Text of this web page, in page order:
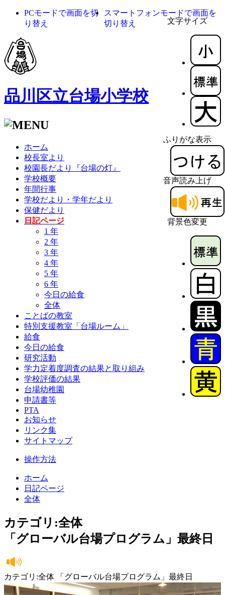
文字サイズ
ふりがな表示
音声読み上げ
背景色変更
PCモードで画面を切
り替え
スマートフォンモードで画面を
切り替え
品川区立台場小学校
ホーム
校長室より
校園長だより『台場の灯』
学校概要
年間行事
学校だより・学年だより
保健だより
日記ページ
1 年
2 年
3 年
4 年
5 年
6 年
今日の給食
全体
ことばの教室
特別支援教室「台場ルーム」
給食
今日の給食
研究活動
学力定着度調査の結果と取り組み
学校評価の結果
台場幼稚園
申請書等
PTA
お知らせ
リンク集
サイトマップ
操作方法
ホーム
日記ページ
全体
カテゴリ:全体
「グローバル台場プログラム」最終日
カテゴリ:全体 「グローバル台場プログラム」最終日